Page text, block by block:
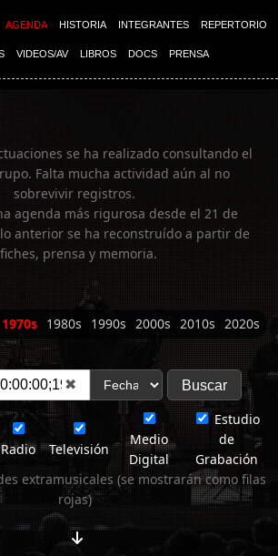
AGENDA HISTORIA INTEGRANTES REPERTORIO
VIDEOS/AV LIBROS DOCS PRENSA
se ha realizado consultando el
Falta mucha actividad aún al no
sobrevivir registros.
agenda más rigurosa desde el 21 de
anterior se ha reconstruído a partir de
prensa y memoria.
1970s 1980s 1990s 2000s 2010s 2020s
✖
Radio Televisión
Medio
Digital
Estudio
de
Grabación
extramusicales (se mostrarán como filas
rojas)